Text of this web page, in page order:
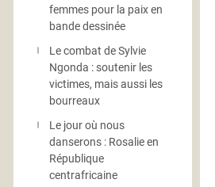
femmes pour la paix en
bande dessinée
Le combat de Sylvie
Ngonda : soutenir les
victimes, mais aussi les
bourreaux
Le jour où nous
danserons : Rosalie en
République
centrafricaine